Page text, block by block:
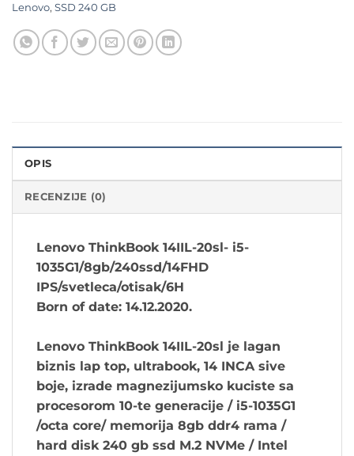
Lenovo, SSD 240 GB
OPIS
RECENZIJE (0)
Lenovo ThinkBook 14IIL-20sl- i5-
1035G1/8gb/240ssd/14FHD
IPS/svetleca/otisak/6H
Born of date: 14.12.2020.
Lenovo ThinkBook 14IIL-20sl je lagan
biznis lap top, ultrabook, 14 INCA sive
boje, izrade magnezijumsko kuciste sa
procesorom 10-te generacije / i5-1035G1
/octa core/ memorija 8gb ddr4 rama /
hard disk 240 gb ssd M.2 NVMe / Intel